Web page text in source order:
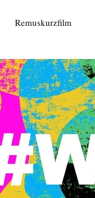
Remuskurzfilm